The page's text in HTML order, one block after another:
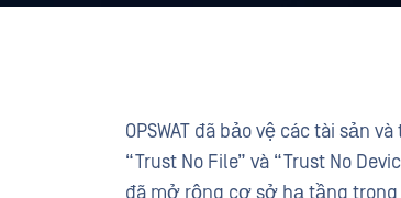
OPSWAT đã bảo vệ các tài sản
“Trust No File” và “Trust No
đã mở rộng cơ sở hạ tầng trọng